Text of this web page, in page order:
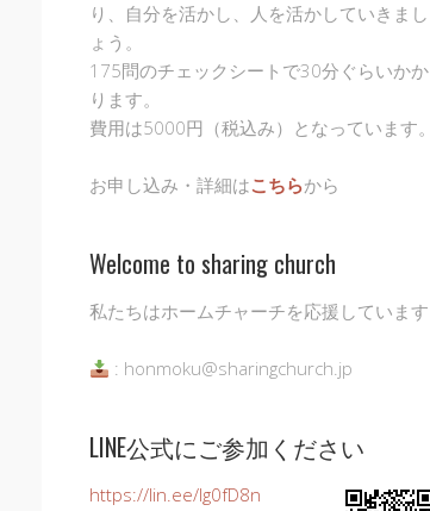
り、自分を活かし、人を活かしていきまし
ょう。
175問のチェックシートで30分ぐらいかか
ります。
費用は5000円（税込み）となっています。
お申し込み・詳細はこちらから
Welcome to sharing church
私たちはホームチャーチを応援しています
: honmoku@sharingchurch.jp
LINE公式にご参加ください
https://lin.ee/Ig0fD8n